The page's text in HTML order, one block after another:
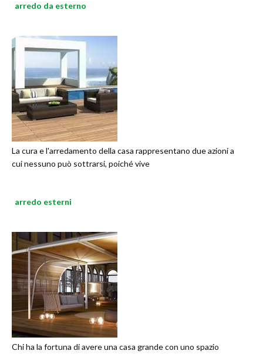
arredo da esterno
La cura e l'arredamento della casa rappresentano due azioni a
cui nessuno può sottrarsi, poiché vive
arredo esterni
Chi ha la fortuna di avere una casa grande con uno spazio